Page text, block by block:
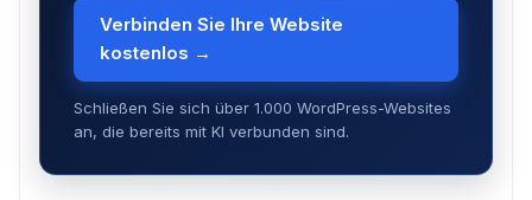
Verbinden Sie Ihre Website
kostenlos →
Schließen Sie sich über 1.000 WordPress-Websites
an, die bereits mit KI verbunden sind.